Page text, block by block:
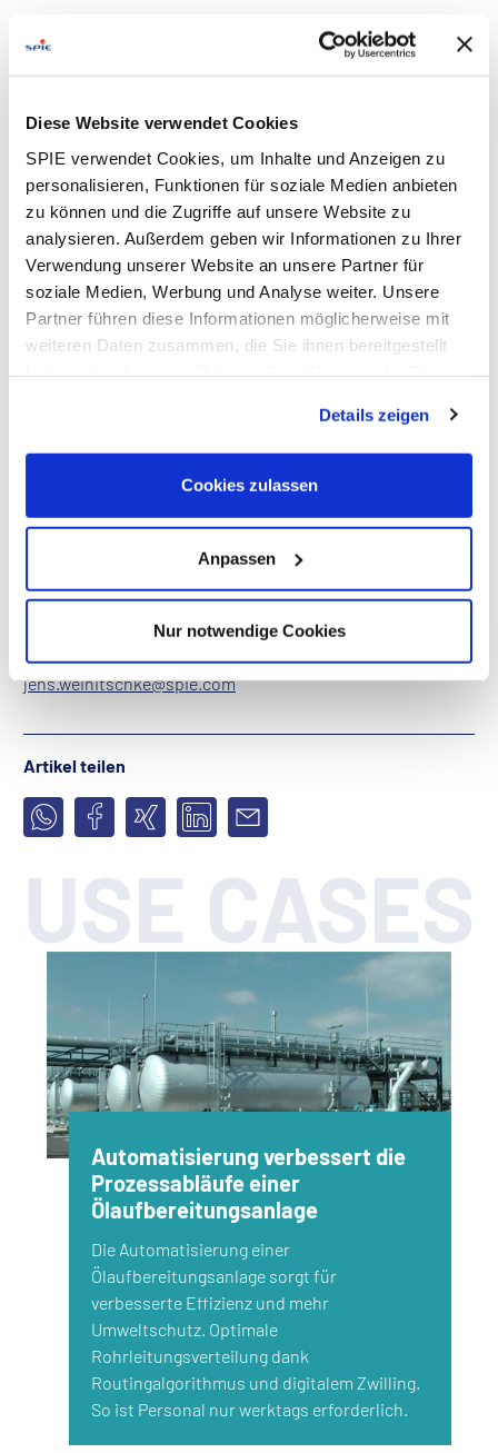
Diese Website verwendet Cookies
SPIE verwendet Cookies, um Inhalte und Anzeigen zu
personalisieren, Funktionen für soziale Medien anbieten
zu können und die Zugriffe auf unsere Website zu
analysieren. Außerdem geben wir Informationen zu Ihrer
Verwendung unserer Website an unsere Partner für
soziale Medien, Werbung und Analyse weiter. Unsere
Partner führen diese Informationen möglicherweise mit
weiteren Daten zusammen, die Sie ihnen bereitgestellt
Verarbeitung Ihrer Daten in den USA ein. Alle weiteren
Informationen zu Cookies finden Sie in unseren
Datenschutzhinweisen.
Details zeigen
Cookies zulassen
Anpassen
Nur notwendige Cookies
YouTube-Video blockiert
Durch einen Klick auf die Schaltfläche willigen Sie in die
Aktivierung von Marketing-Cookies ein. Dadurch können Inhalte
von Drittanbietern (z. B. YouTube) geladen werden. Weitere
Informationen finden Sie in unsererDatenschutzerklärung
Marketing-Cookies aktivieren
und YouTube-Video anzeigen
Täglicher Einsatz bei einer Vielzahl von Kunden
Jens Weinitschke
jens.weinitschke@spie.com
Artikel teilen
USE CASES
Automatisierung verbessert die
Prozessabläufe einer
Ölaufbereitungsanlage
Die Automatisierung einer
Ölaufbereitungsanlage sorgt für
verbesserte Effizienz und mehr
Umweltschutz. Optimale
Rohrleitungsverteilung dank
Routingalgorithmus und digitalem Zwilling.
So ist Personal nur werktags erforderlich.